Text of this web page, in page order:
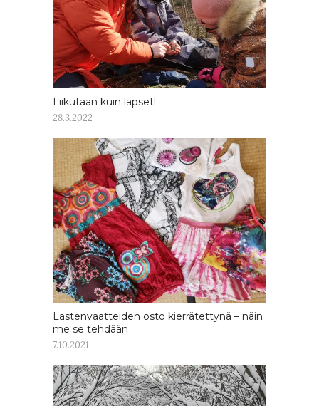
Liikutaan kuin lapset!
28.3.2022
Lastenvaatteiden osto kierrätettynä – näin
me se tehdään
7.10.2021